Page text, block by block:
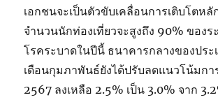
เอกชนจะเป็นตัวขับเคลื่อนการเติบโตหลั
จำนวนนักท่องเที่ยวจะสูงถึง 90% ของร
โรคระบาดในปีนี้ ธนาคารกลางของประ
เดือนกุมภาพันธ์ยังได้ปรับลดแนวโน้มกา
2567 ลงเหลือ 2.5% เป็น 3.0% จาก